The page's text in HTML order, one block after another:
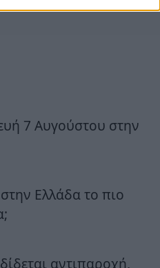
7 Αυγούστου στην
Ελλάδα το πιο
αντιπαροχή,